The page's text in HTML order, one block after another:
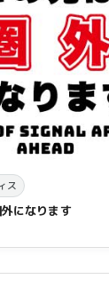
ス
になります